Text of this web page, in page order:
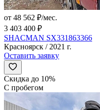
от 48 562 ₽/мес.
3 403 400 ₽
SHACMAN SX331863366
Красноярск / 2021 г.
Оставить заявку
Скидка до 10%
С пробегом